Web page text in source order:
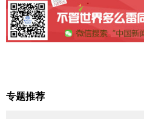
专题推荐